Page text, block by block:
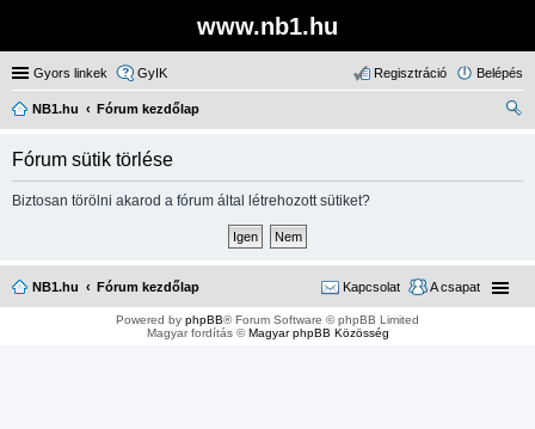
www.nb1.hu
Gyors linkek GyIK Belépés
Regisztráció
NB1.hu
Fórum kezdőlap
Fórum sütik törlése
Biztosan törölni akarod a fórum által létrehozott sütiket?
NB1.hu Fórum kezdőlap A csapat
Kapcsolat
Powered by phpBB® Forum Software © phpBB Limited
Magyar fordítás ©Magyar phpBB Közösség